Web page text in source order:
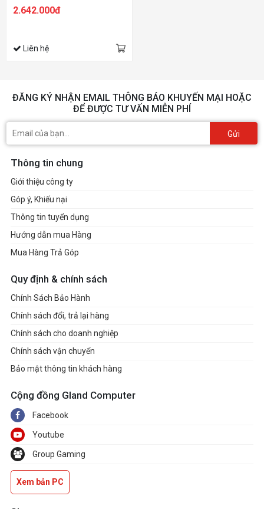
2.642.000đ
Liên hệ
ĐĂNG KÝ NHẬN EMAIL THÔNG BÁO KHUYẾN MẠI HOẶC
ĐỂ ĐƯỢC TƯ VẤN MIỄN PHÍ
Gửi
Thông tin chung
Giới thiệu công ty
Góp ý, Khiếu nại
Thông tin tuyển dụng
Hướng dẫn mua Hàng
Mua Hàng Trả Góp
Quy định & chính sách
Chính Sách Bảo Hành
Chính sách đổi, trả lại hàng
Chính sách cho doanh nghiệp
Chính sách vận chuyển
Bảo mật thông tin khách hàng
Cộng đồng Gland Computer
Facebook
Youtube
Group Gaming
Xem bản PC